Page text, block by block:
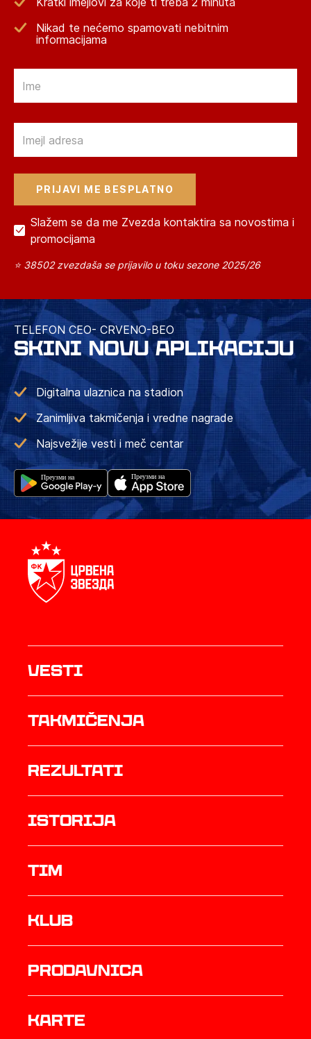
Nikad te nećemo spamovati nebitnim
informacijama
Slažem se da me Zvezda kontaktira sa novostima i
promocijama
⭐ 38502 zvezdaša se prijavilo u toku sezone 2025/26
TELEFON CEO- CRVENO-BEO
SKINI NOVU APLIKACIJU
Digitalna ulaznica na stadion
Zanimljiva takmičenja i vredne nagrade
Najsvežije vesti i meč centar
Vesti
Takmičenja
rezultati
istorija
TIM
Klub
prodavnica
Karte